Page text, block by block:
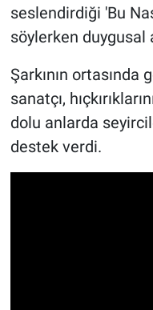
seslendirdiği 'Bu
söylerken duygusal
Şarkının ortasında
sanatçı,
dolu anlarda
destek verdi.